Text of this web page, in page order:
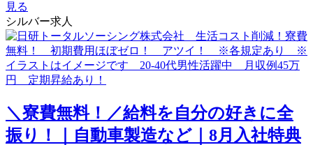
見る
シルバー求人
＼寮費無料！／給料を自分の好きに全
振り！｜自動車製造など｜8月入社特典